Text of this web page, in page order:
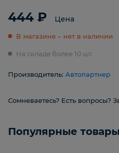
444 ₽ Цена
В магазине – нет в наличии
На складе более 10 шт.
Производитель: Автопартнер
Сомневаетесь? Есть вопросы?
Популярные товары